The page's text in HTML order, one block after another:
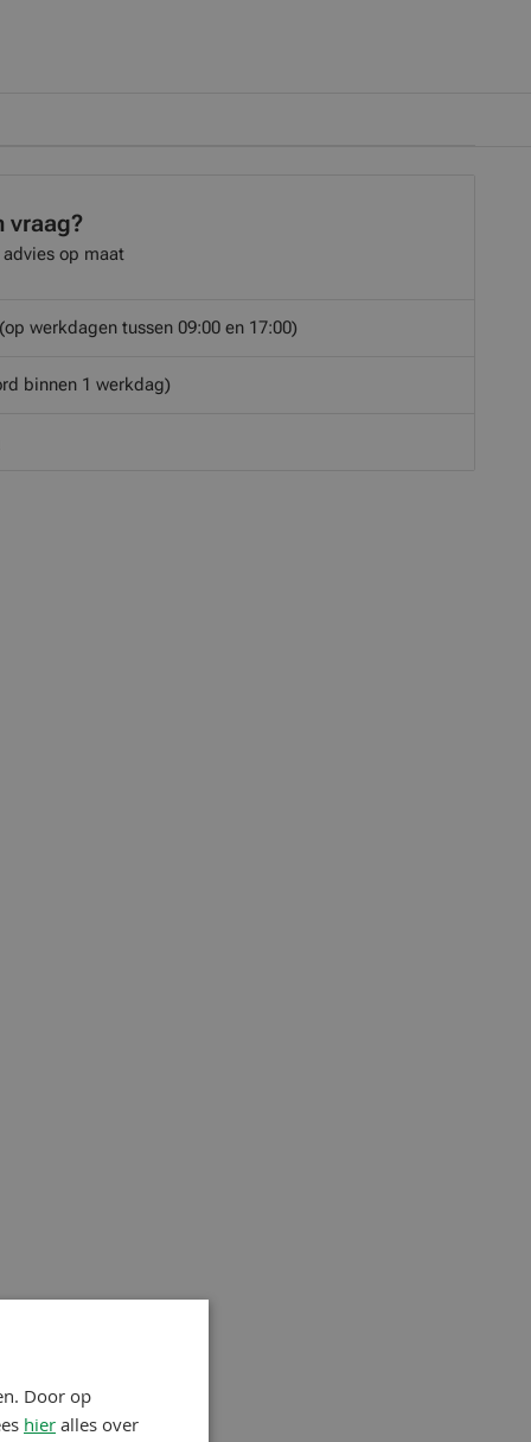
vraag?
op maat
(op werkdagen tussen 09:00 en 17:00)
binnen 1 werkdag)
Door op
hier alles over